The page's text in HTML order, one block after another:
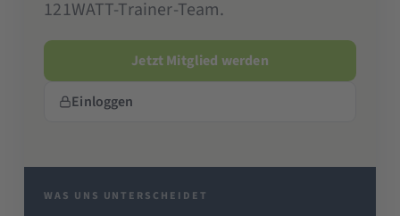
121WATT-Trainer-Team.
Jetzt Mitglied werden
Einloggen
WAS UNS UNTERSCHEIDET